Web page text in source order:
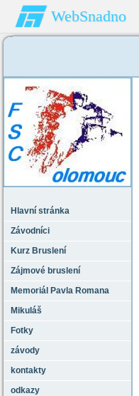
WebSnadno
Hlavní stránka
Závodníci
Kurz Bruslení
Zájmové bruslení
Memoriál Pavla Romana
Mikuláš
Fotky
závody
kontakty
odkazy